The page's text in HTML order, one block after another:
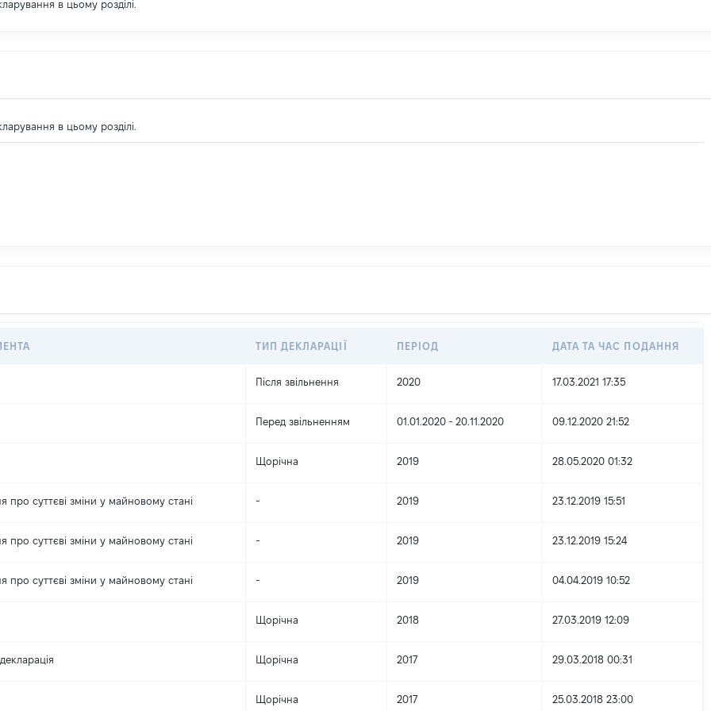
в цьому розділі.
в цьому розділі.
ТИП ДЕКЛАРАЦІЇ ПЕРІОД ДАТА ТА ЧАС ПОДАННЯ
Після звільнення 2020 17.03.2021 17:35
Перед звільненням 01.01.2020 - 20.11.2020 09.12.2020 21:52
Щорічна 2019 28.05.2020 01:32
про суттєві зміни y майновому стані - 2019 23.12.2019 15:51
про суттєві зміни y майновому стані - 2019 23.12.2019 15:24
про суттєві зміни y майновому стані - 2019 04.04.2019 10:52
Щорічна 2018 27.03.2019 12:09
Щорічна 2017 29.03.2018 00:31
Щорічна 2017 25.03.2018 23:00